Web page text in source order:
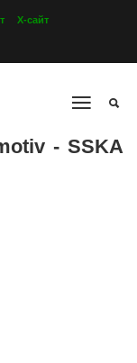
Х-сайт
- SSKA